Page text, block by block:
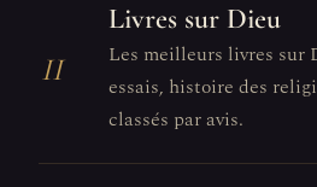
II
Livres sur Dieu
Les meilleurs livres sur
essais, histoire des
classés par avis.